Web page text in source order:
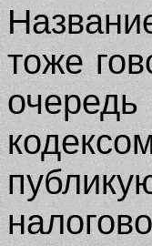
тоже